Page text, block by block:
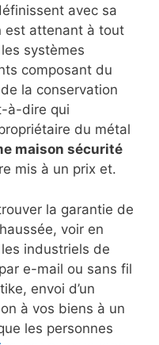
avec sa
est attenant à tout
systèmes
composant du
la conservation
à-dire qui
du métal
maison sécurité
mis à un prix et.
la garantie de
voir en
industriels de
e-mail ou sans fil
envoi d’un
à vos biens à un
les personnes